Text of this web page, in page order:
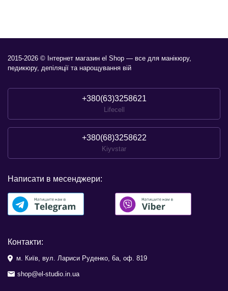
2015-2026 © Інтернет магазин el Shop — все для манікюру,
педикюру, депіляції та нарощування вій
+380(63)3258621
Lifecell
+380(68)3258622
Kiyvstar
Написати в месенджери:
Контакти:
м. Київ, вул. Лариси Руденко, 6а, оф. 819
shop@el-studio.in.ua